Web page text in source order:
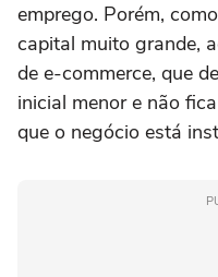
emprego. Porém,
capital muito grande,
de e-commerce, que
inicial menor e não
que o negócio está